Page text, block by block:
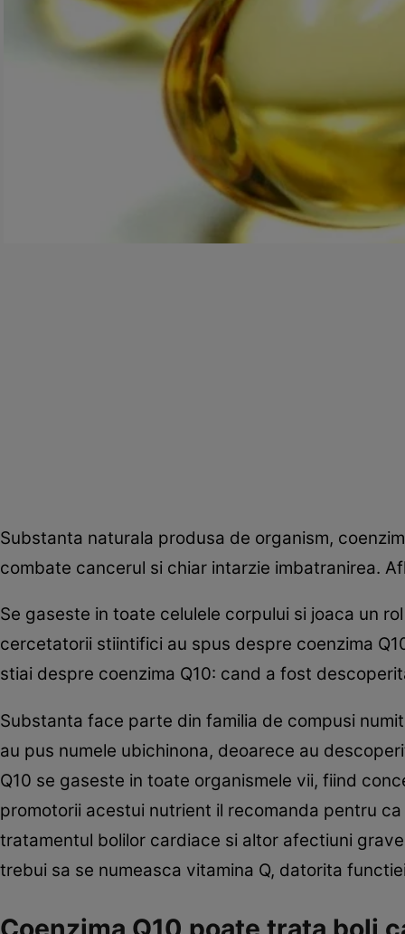
Substanta naturala produsa de organism,
combate cancerul si chiar intarzie imbatranirea.
Se gaseste in toate celulele corpului si joaca un
cercetatorii stiintifici au spus despre coenzima
stiai despre coenzima Q10: cand a fost
Substanta face parte din familia de compusi
au pus numele ubichinona, deoarece au
Q10 se gaseste in toate organismele vii, fiind
promotorii acestui nutrient il recomanda pentru
tratamentul bolilor cardiace si altor afectiuni
trebui sa se numeasca vitamina Q, datorita